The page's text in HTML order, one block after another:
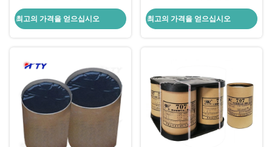
디자인
최고의 가격을 얻으십시오
최고의 가격을 얻으십시오